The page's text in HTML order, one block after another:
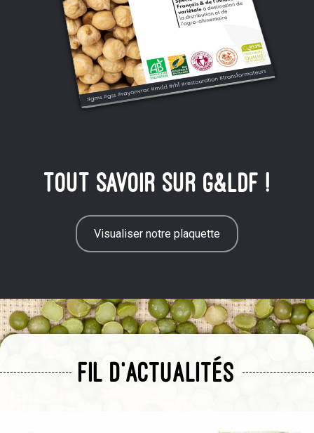
TOUT SAVOIR SUR G&LDF !
Visualiser notre plaquette
FIL D'ACTUALITÉS